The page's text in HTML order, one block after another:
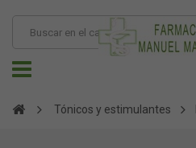
Tónicos y estimulantes